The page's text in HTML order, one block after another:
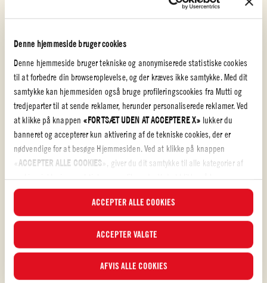
Denne hjemmeside bruger cookies
Denne hjemmeside bruger tekniske og anonymiserede statistiske cookies
til at forbedre din browseroplevelse, og der kræves ikke samtykke. Med dit
samtykke kan hjemmesiden også bruge profileringscookies fra Mutti og
tredjeparter til at sende reklamer, herunder personaliserede reklamer. Ved
at klikke på knappen «FORTSÆT UDEN AT ACCEPTERE X» lukker du
banneret og accepterer kun aktivering af de tekniske cookies, der er
nødvendige for at besøge Hjemmesiden. Ved at klikke på knappen
«ACCEPTER ALLE COOKIES », giver du dit samtykke til alle kategorier af
«AFVIS ALLE COOKIES», vil kun tekniske cookies og anonymiserede
statistiske cookies blive aktiveret.
I dette banner kan du vælge eller fravælge de kategorier af cookies, du
ønsker at acceptere, ved hjælp af de specifikke flueben og ved at klikke på
ACCEPTER VALGTE”. Du kan til enhver tid vælge, hvilke cookies
du vil give samtykke til, og se den opdaterede liste over cookierne i
ACCEPTER ALLE COOKIES
ACCEPTER VALGTE
AFVIS ALLE COOKIES
Hakkede tomater
TOSTADAS
20 min NEM